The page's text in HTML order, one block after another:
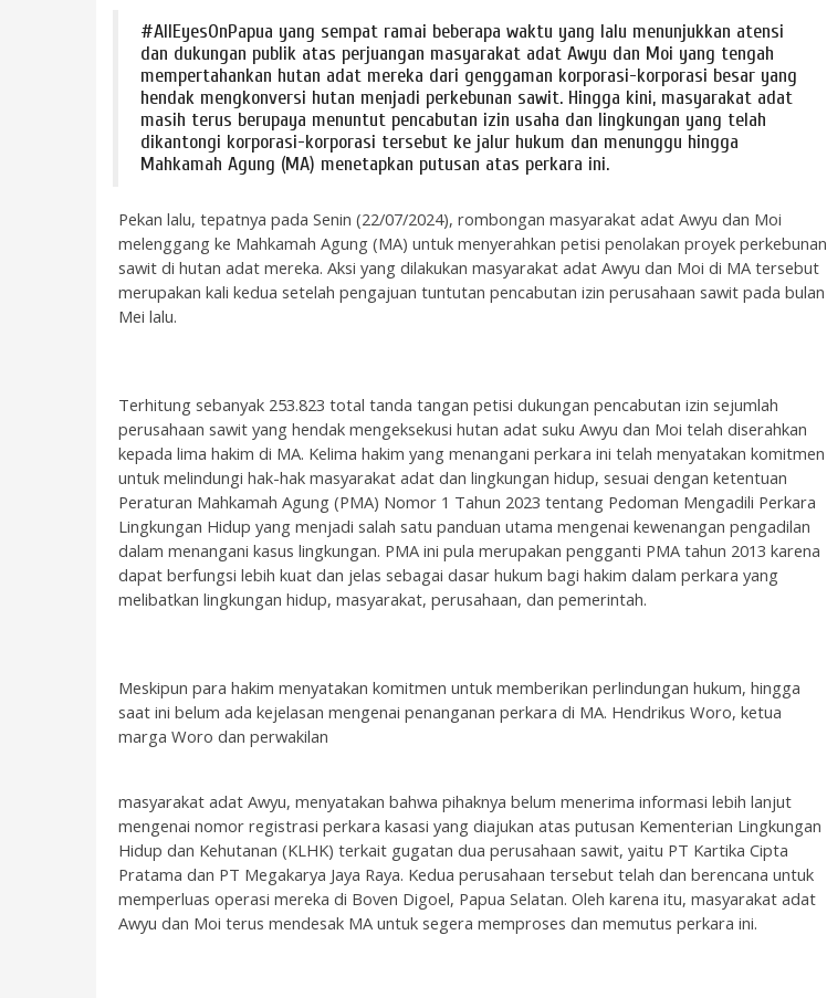
#AllEyesOnPapua yang sempat ramai beberapa waktu yang lalu menunjukkan atensi
dan dukungan publik atas perjuangan masyarakat adat Awyu dan Moi yang tengah
mempertahankan hutan adat mereka dari genggaman korporasi-korporasi besar yang
hendak mengkonversi hutan menjadi perkebunan sawit. Hingga kini, masyarakat adat
masih terus berupaya menuntut pencabutan izin usaha dan lingkungan yang telah
dikantongi korporasi-korporasi tersebut ke jalur hukum dan menunggu hingga
Mahkamah Agung (MA) menetapkan putusan atas perkara ini.
Pekan lalu, tepatnya pada Senin (22/07/2024), rombongan masyarakat adat Awyu dan Moi
melenggang ke Mahkamah Agung (MA) untuk menyerahkan petisi penolakan proyek perkebunan
sawit di hutan adat mereka. Aksi yang dilakukan masyarakat adat Awyu dan Moi di MA tersebut
merupakan kali kedua setelah pengajuan tuntutan pencabutan izin perusahaan sawit pada bulan
Mei lalu.
Terhitung sebanyak 253.823 total tanda tangan petisi dukungan pencabutan izin sejumlah
perusahaan sawit yang hendak mengeksekusi hutan adat suku Awyu dan Moi telah diserahkan
kepada lima hakim di MA. Kelima hakim yang menangani perkara ini telah menyatakan komitmen
untuk melindungi hak-hak masyarakat adat dan lingkungan hidup, sesuai dengan ketentuan
Peraturan Mahkamah Agung (PMA) Nomor 1 Tahun 2023 tentang Pedoman Mengadili Perkara
Lingkungan Hidup yang menjadi salah satu panduan utama mengenai kewenangan pengadilan
dalam menangani kasus lingkungan. PMA ini pula merupakan pengganti PMA tahun 2013 karena
dapat berfungsi lebih kuat dan jelas sebagai dasar hukum bagi hakim dalam perkara yang
melibatkan lingkungan hidup, masyarakat, perusahaan, dan pemerintah.
Meskipun para hakim menyatakan komitmen untuk memberikan perlindungan hukum, hingga
saat ini belum ada kejelasan mengenai penanganan perkara di MA. Hendrikus Woro, ketua
marga Woro dan perwakilan
masyarakat adat Awyu, menyatakan bahwa pihaknya belum menerima informasi lebih lanjut
mengenai nomor registrasi perkara kasasi yang diajukan atas putusan Kementerian Lingkungan
Hidup dan Kehutanan (KLHK) terkait gugatan dua perusahaan sawit, yaitu PT Kartika Cipta
Pratama dan PT Megakarya Jaya Raya. Kedua perusahaan tersebut telah dan berencana untuk
memperluas operasi mereka di Boven Digoel, Papua Selatan. Oleh karena itu, masyarakat adat
Awyu dan Moi terus mendesak MA untuk segera memproses dan memutus perkara ini.